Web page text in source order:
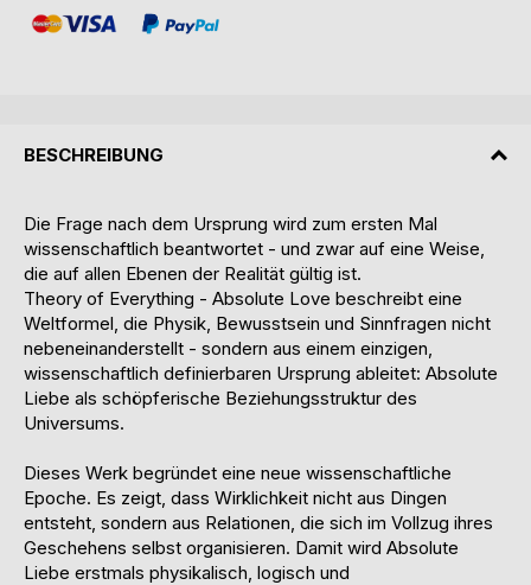
BESCHREIBUNG
Die Frage nach dem Ursprung wird zum ersten Mal
wissenschaftlich beantwortet - und zwar auf eine Weise,
die auf allen Ebenen der Realität gültig ist.
Theory of Everything - Absolute Love beschreibt eine
Weltformel, die Physik, Bewusstsein und Sinnfragen nicht
nebeneinanderstellt - sondern aus einem einzigen,
wissenschaftlich definierbaren Ursprung ableitet: Absolute
Liebe als schöpferische Beziehungsstruktur des
Universums.
Dieses Werk begründet eine neue wissenschaftliche
Epoche. Es zeigt, dass Wirklichkeit nicht aus Dingen
entsteht, sondern aus Relationen, die sich im Vollzug ihres
Geschehens selbst organisieren. Damit wird Absolute
Liebe erstmals physikalisch, logisch und